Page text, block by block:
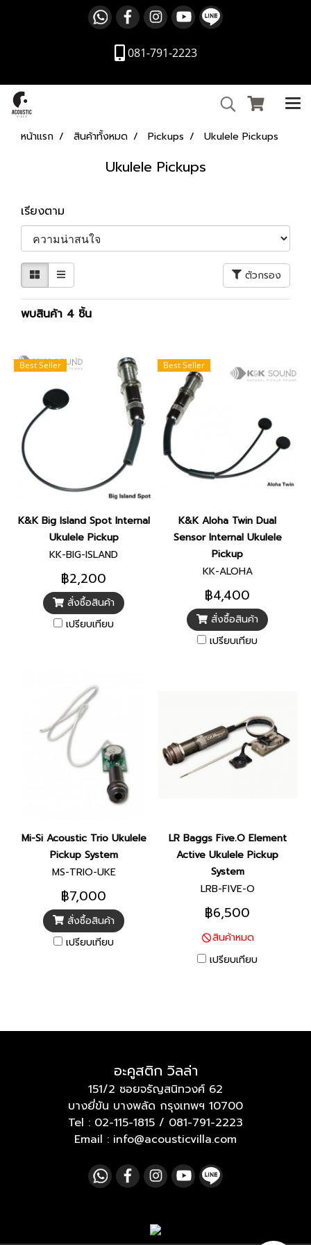
081-791-2223
หน้าแรก สินค้าทั้งหมด Pickups Ukulele Pickups
Ukulele Pickups
เรียงตาม
ตัวกรอง
พบสินค้า 4 ชิ้น
Best Seller
K&K Big Island Spot Internal
Ukulele Pickup
KK-BIG-ISLAND
฿2,200
สั่งซื้อสินค้า
เปรียบเทียบ
Best Seller
K&K Aloha Twin Dual
Sensor Internal Ukulele
Pickup
KK-ALOHA
฿4,400
สั่งซื้อสินค้า
เปรียบเทียบ
Mi-Si Acoustic Trio Ukulele
Pickup System
MS-TRIO-UKE
฿7,000
สั่งซื้อสินค้า
เปรียบเทียบ
LR Baggs Five.O Element
Active Ukulele Pickup
System
LRB-FIVE-O
฿6,500
สินค้าหมด
เปรียบเทียบ
อะคูสติก วิลล่า
151/2 ซอยจรัญสนิทวงศ์ 62
บางยี่ขัน บางพลัด กรุงเทพฯ 10700
Tel : 02-115-1815 / 081-791-2223
Email : info@acousticvilla.com